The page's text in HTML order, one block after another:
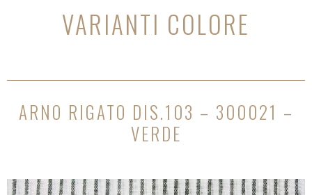
VARIANTI COLORE
ARNO RIGATO DIS.103 – 300021 –
VERDE